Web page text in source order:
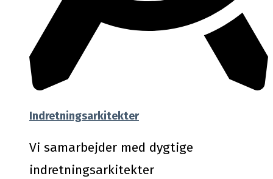
Indretningsarkitekter
Vi samarbejder med dygtige
indretningsarkitekter